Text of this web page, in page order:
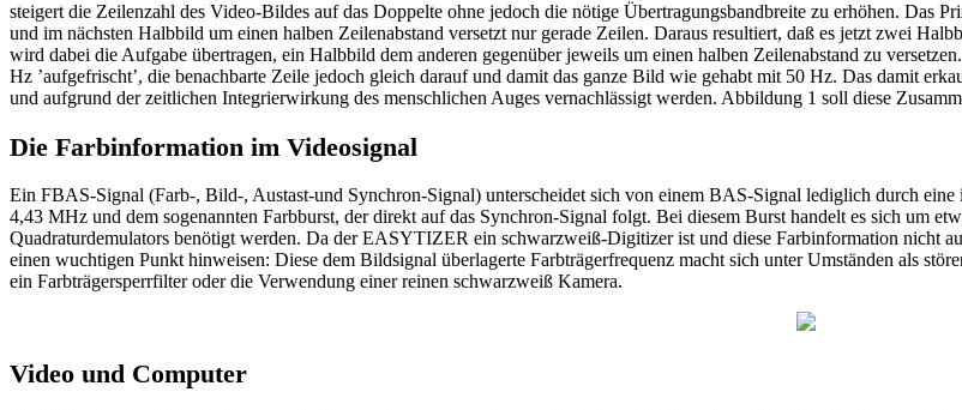
steigert die Zeilenzahl des Video-Bildes auf das Doppelte ohne jedoch die nötige Übertragungsbandbreite zu erhöhen. Das
und im nächsten Halbbild um einen halben Zeilenabstand versetzt nur gerade Zeilen. Daraus resultiert, daß es jetzt zwei
wird dabei die Aufgabe übertragen, ein Halbbild dem anderen gegenüber jeweils um einen halben Zeilenabstand zu
Hz ’aufgefrischt’, die benachbarte Zeile jedoch gleich darauf und damit das ganze Bild wie gehabt mit 50 Hz. Das damit
und aufgrund der zeitlichen Integrierwirkung des menschlichen Auges vernachlässigt werden. Abbildung 1 soll diese
Die Farbinformation im Videosignal
Ein FBAS-Signal (Farb-, Bild-, Austast-und Synchron-Signal) unterscheidet sich von einem BAS-Signal lediglich durch
4,43 MHz und dem sogenannten Farbburst, der direkt auf das Synchron-Signal folgt. Bei diesem Burst handelt es sich um
Quadraturdemulators benötigt werden. Da der EASYTIZER ein schwarzweiß-Digitizer ist und diese Farbinformation nicht
einen wuchtigen Punkt hinweisen: Diese dem Bildsignal überlagerte Farbträgerfrequenz macht sich unter Umständen als
ein Farbträgersperrfilter oder die Verwendung einer reinen schwarzweiß Kamera.
Video und Computer